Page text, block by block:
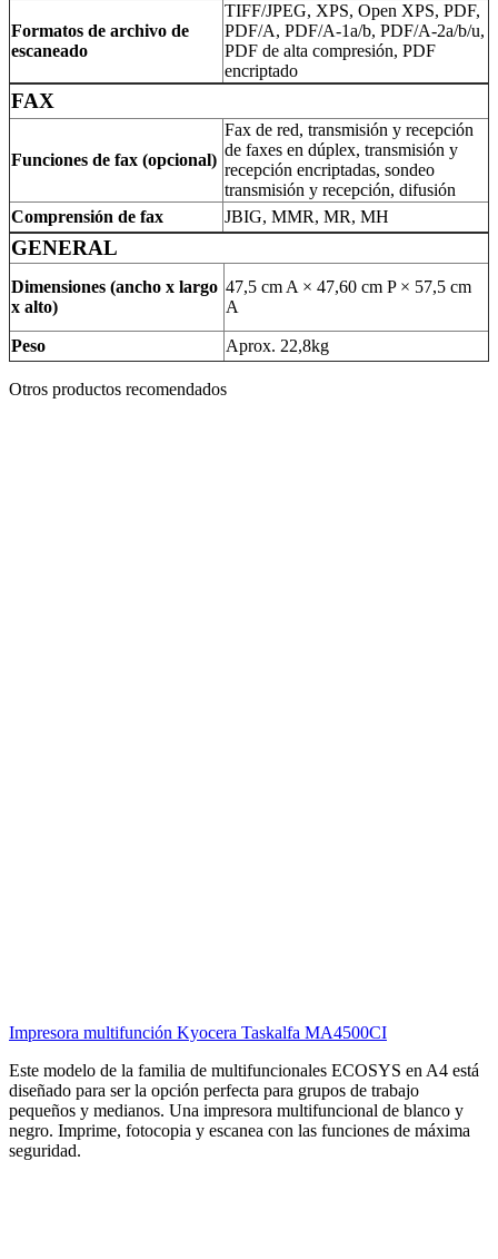
Formatos de archivo de
escaneado
TIFF/JPEG, XPS, Open XPS, PDF,
PDF/A, PDF/A-1a/b, PDF/A-2a/b/u,
PDF de alta compresión, PDF
encriptado
FAX
Funciones de fax (opcional)
Fax de red, transmisión y recepción
de faxes en dúplex, transmisión y
recepción encriptadas, sondeo
transmisión y recepción, difusión
Comprensión de fax
JBIG, MMR, MR, MH
GENERAL
Dimensiones (ancho x largo
x alto)
47,5 cm A × 47,60 cm P × 57,5 cm
A
Peso Aprox. 22,8kg
Otros productos recomendados
Impresora multifunción Kyocera Taskalfa MA4500CI
Este modelo de la familia de multifuncionales ECOSYS en A4 está
diseñado para ser la opción perfecta para grupos de trabajo
pequeños y medianos. Una impresora multifuncional de blanco y
negro. Imprime, fotocopia y escanea con las funciones de máxima
seguridad.